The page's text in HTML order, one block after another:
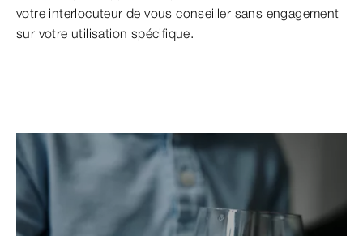
votre interlocuteur de vous conseiller sans engagement
sur votre utilisation spécifique.